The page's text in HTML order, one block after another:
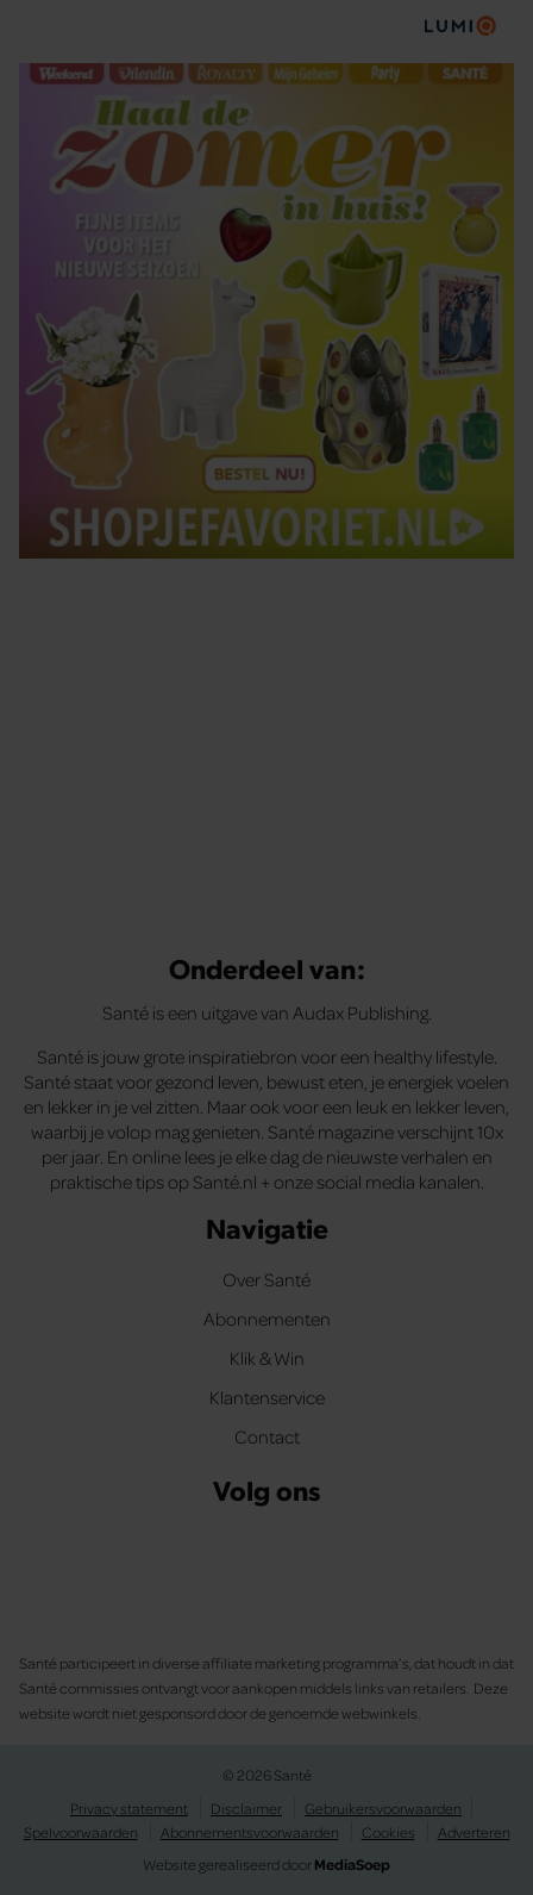
Onderdeel van:
Santé is een uitgave van Audax Publishing.
Santé is jouw grote inspiratiebron voor een healthy lifestyle.
Santé staat voor gezond leven, bewust eten, je energiek voelen
en lekker in je vel zitten. Maar ook voor een leuk en lekker leven,
waarbij je volop mag genieten. Santé magazine verschijnt 10x
per jaar. En online lees je elke dag de nieuwste verhalen en
praktische tips op Santé.nl + onze social media kanalen.
Navigatie
Over Santé
Abonnementen
Klik & Win
Klantenservice
Contact
Volg ons
Santé participeert in diverse affiliate marketing programma’s, dat houdt in dat
Santé commissies ontvangt voor aankopen middels links van retailers. Deze
website wordt niet gesponsord door de genoemde webwinkels.
© 2026 Santé
Privacy statement
Disclaimer
Gebruikersvoorwaarden
Spelvoorwaarden
Abonnementsvoorwaarden Cookies
Adverteren
Website gerealiseerd doorMediaSoep